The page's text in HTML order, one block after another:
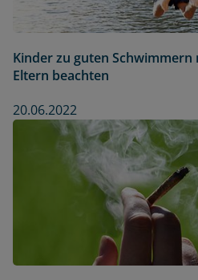
Kinder zu guten Schwimmern
Eltern beachten
20.06.2022